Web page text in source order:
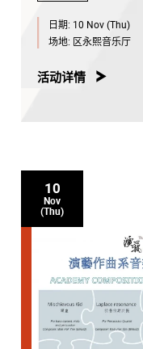
日期: 10 Nov (Thu)
场地: 区永熙音乐厅
活动详情
10
Nov
(Thu)